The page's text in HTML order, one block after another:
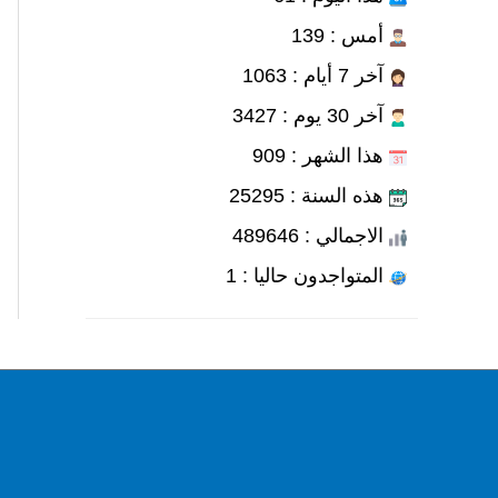
أمس : 139
آخر 7 أيام : 1063
آخر 30 يوم : 3427
هذا الشهر : 909
هذه السنة : 25295
الاجمالي : 489646
المتواجدون حاليا : 1